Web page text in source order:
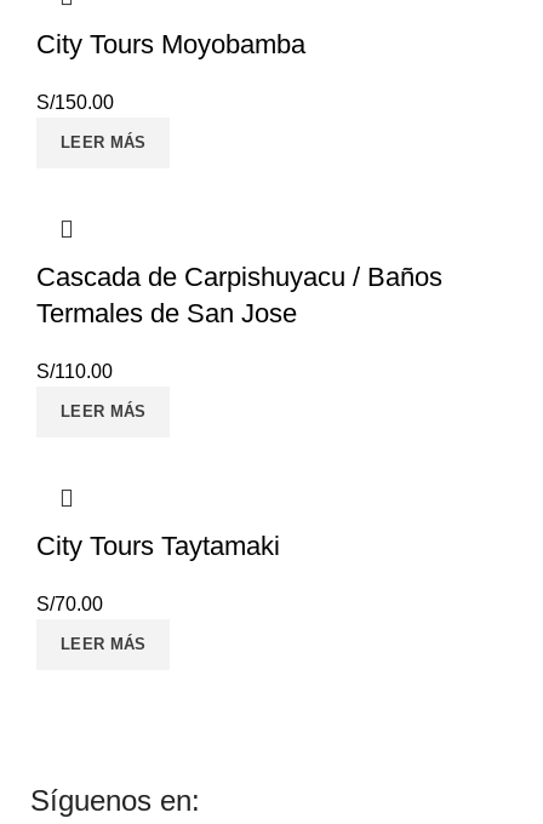
City Tours Moyobamba
S/150.00
LEER MÁS
Cascada de Carpishuyacu / Baños
Termales de San Jose
S/110.00
LEER MÁS
City Tours Taytamaki
S/70.00
LEER MÁS
Síguenos en: